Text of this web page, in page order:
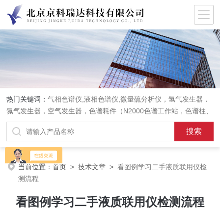
热门关键词：气相色谱仪,液相色谱仪,微量硫分析仪，氢气发生器，
氮气发生器，空气发生器，色谱耗件（N2000色谱工作站，色谱柱、
阀件、进样器、色谱担体），顶空进样器，热解析仪，紫外分光光度
计，原子吸收分光光度计，傅立叶红外光谱仪，分析天平等常规实验
室产品。
当前位置：首页 >技术文章 >看图例学习二手液质联用仪检
测流程
看图例学习二手液质联用仪检测流程